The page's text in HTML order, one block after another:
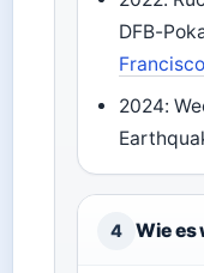
DFB-
2024:
4 Wie es